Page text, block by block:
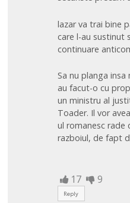
lazar va trai bine
care l-au sustinut
continuare
Sa nu planga
au facut-o cu
un ministru al
Toader. Il vor
ul romanesc rade
razboiul, de fapt
17 9
Reply